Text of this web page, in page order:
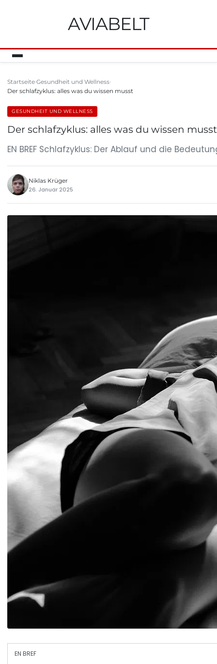
AVIABELT
Startseite Gesundheit und Wellness
Der schlafzyklus: alles was du wissen musst
GESUNDHEIT UND WELLNESS
Der schlafzyklus: alles was du wissen musst
EN BREF Schlafzyklus: Der Ablauf und die
Niklas Krüger
26. Januar 2025
EN BREF